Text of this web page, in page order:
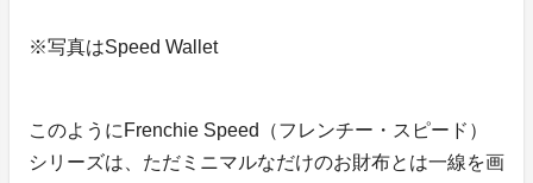
※写真はSpeed Wallet
このようにFrenchie Speed（フレンチー・スピード）
シリーズは、ただミニマルなだけのお財布とは一線を画